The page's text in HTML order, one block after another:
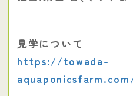
見学について
https://towada-